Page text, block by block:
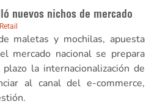
nuevos nichos de mercado
Retail
maletas y mochilas, apuesta
mercado nacional se prepara
la internacionalización de
al canal del e-commerce,